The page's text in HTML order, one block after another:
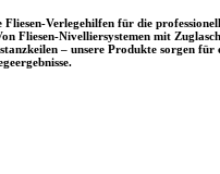
Fliesen-Verlegehilfen für die
Fliesen-Nivelliersystemen mit
– unsere Produkte sorgen für